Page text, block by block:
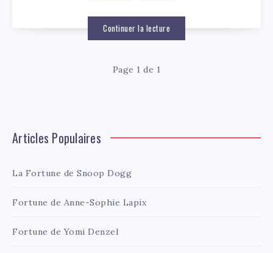
Continuer la lecture
Page 1 de 1
Articles Populaires
La Fortune de Snoop Dogg
Fortune de Anne-Sophie Lapix
Fortune de Yomi Denzel